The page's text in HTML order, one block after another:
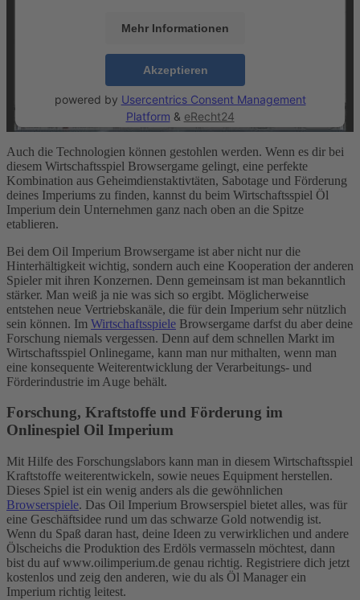
Mehr Informationen
Akzeptieren
powered by Usercentrics Consent Management
Platform & eRecht24
Auch die Technologien können gestohlen werden. Wenn es dir bei
diesem Wirtschaftsspiel Browsergame gelingt, eine perfekte
Kombination aus Geheimdienstaktivtäten, Sabotage und Förderung
deines Imperiums zu finden, kannst du beim Wirtschaftsspiel Öl
Imperium dein Unternehmen ganz nach oben an die Spitze
etablieren.
Bei dem Oil Imperium Browsergame ist aber nicht nur die
Hinterhältigkeit wichtig, sondern auch eine Kooperation der anderen
Spieler mit ihren Konzernen. Denn gemeinsam ist man bekanntlich
stärker. Man weiß ja nie was sich so ergibt. Möglicherweise
entstehen neue Vertriebskanäle, die für dein Imperium sehr nützlich
sein können. Im Wirtschaftsspiele Browsergame darfst du aber deine
Forschung niemals vergessen. Denn auf dem schnellen Markt im
Wirtschaftsspiel Onlinegame, kann man nur mithalten, wenn man
eine konsequente Weiterentwicklung der Verarbeitungs- und
Förderindustrie im Auge behält.
Forschung, Kraftstoffe und Förderung im
Onlinespiel Oil Imperium
Mit Hilfe des Forschungslabors kann man in diesem Wirtschaftsspiel
Kraftstoffe weiterentwickeln, sowie neues Equipment herstellen.
Dieses Spiel ist ein wenig anders als die gewöhnlichen
Browserspiele. Das Oil Imperium Browserspiel bietet alles, was für
eine Geschäftsidee rund um das schwarze Gold notwendig ist.
Wenn du Spaß daran hast, deine Ideen zu verwirklichen und andere
Ölscheichs die Produktion des Erdöls vermasseln möchtest, dann
bist du auf www.oilimperium.de genau richtig. Registriere dich jetzt
kostenlos und zeig den anderen, wie du als Öl Manager ein
Imperium richtig leitest.